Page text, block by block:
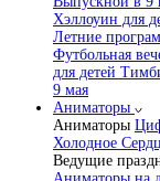
Хэллоуин для
Летние
Футбольная
для детей
9 мая
Аниматоры
Аниматоры
Холодное
Ведущие